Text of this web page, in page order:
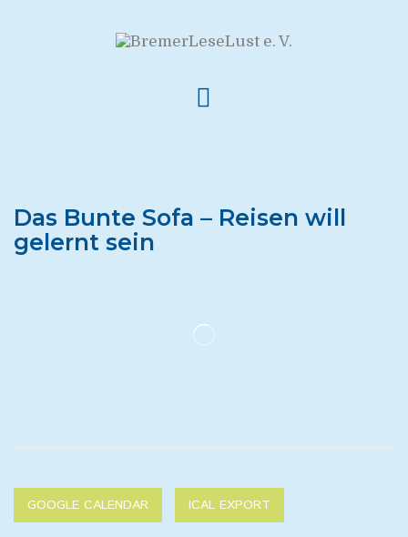
Das Bunte Sofa – Reisen will
gelernt sein
GOOGLE CALENDAR ICAL EXPORT